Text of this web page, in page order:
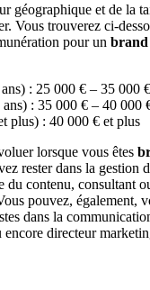
géographique et de la
Vous trouverez ci-
pour un brand
: 25 000 € – 35 000
: 35 000 € – 40 000
plus) : 40 000 € et plus
lorsque vous êtes
rester dans la gestion
du contenu, consultant
pouvez, également,
dans la
directeur